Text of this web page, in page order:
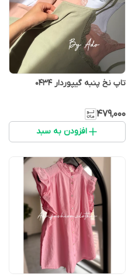
تاپ نخ پنبه گيپوردار 0434
۴۷۹٬۰۰۰
افزودن به سبد